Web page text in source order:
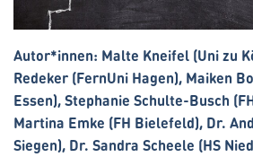
Autor*innen: Malte Kneifel (Uni zu
Redeker (FernUni Hagen), Maiken
Essen), Stephanie Schulte-Busch
Martina Emke (FH Bielefeld), Dr.
Siegen), Dr. Sandra Scheele (HS